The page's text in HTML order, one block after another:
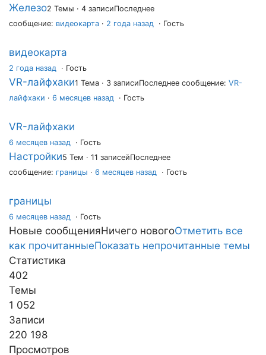
Железо2 Темы · 4 записиПоследнее
сообщение: видеокарта · 2 года назад · Гость
видеокарта
2 года назад · Гость
VR-лайфхаки1 Тема · 3 записиПоследнее сообщение: VR-
лайфхаки · 6 месяцев назад · Гость
VR-лайфхаки
6 месяцев назад · Гость
Настройки5 Тем · 11 записейПоследнее
сообщение: границы · 6 месяцев назад · Гость
границы
6 месяцев назад · Гость
Новые сообщенияНичего новогоОтметить все
как прочитанныеПоказать непрочитанные темы
Статистика
402
Темы
1 052
Записи
220 198
Просмотров